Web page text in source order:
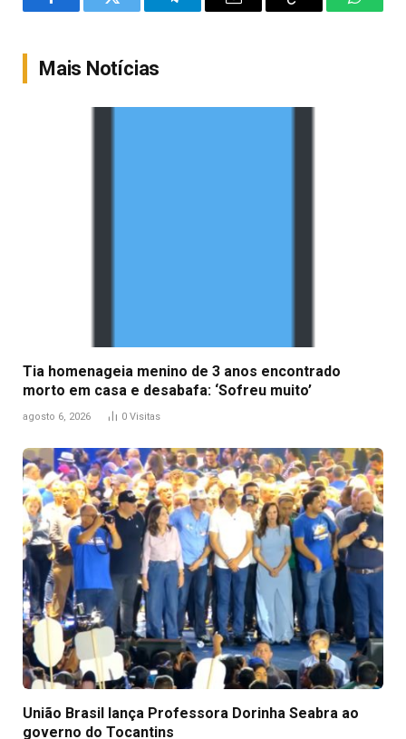
FacebookTwitter TelegramEmail
Copy
Mais Notícias
Tia homenageia menino de 3 anos encontrado
morto em casa e desabafa: ‘Sofreu muito’
agosto 6, 2026 0 Visitas
União Brasil lança Professora Dorinha Seabra ao
governo do Tocantins